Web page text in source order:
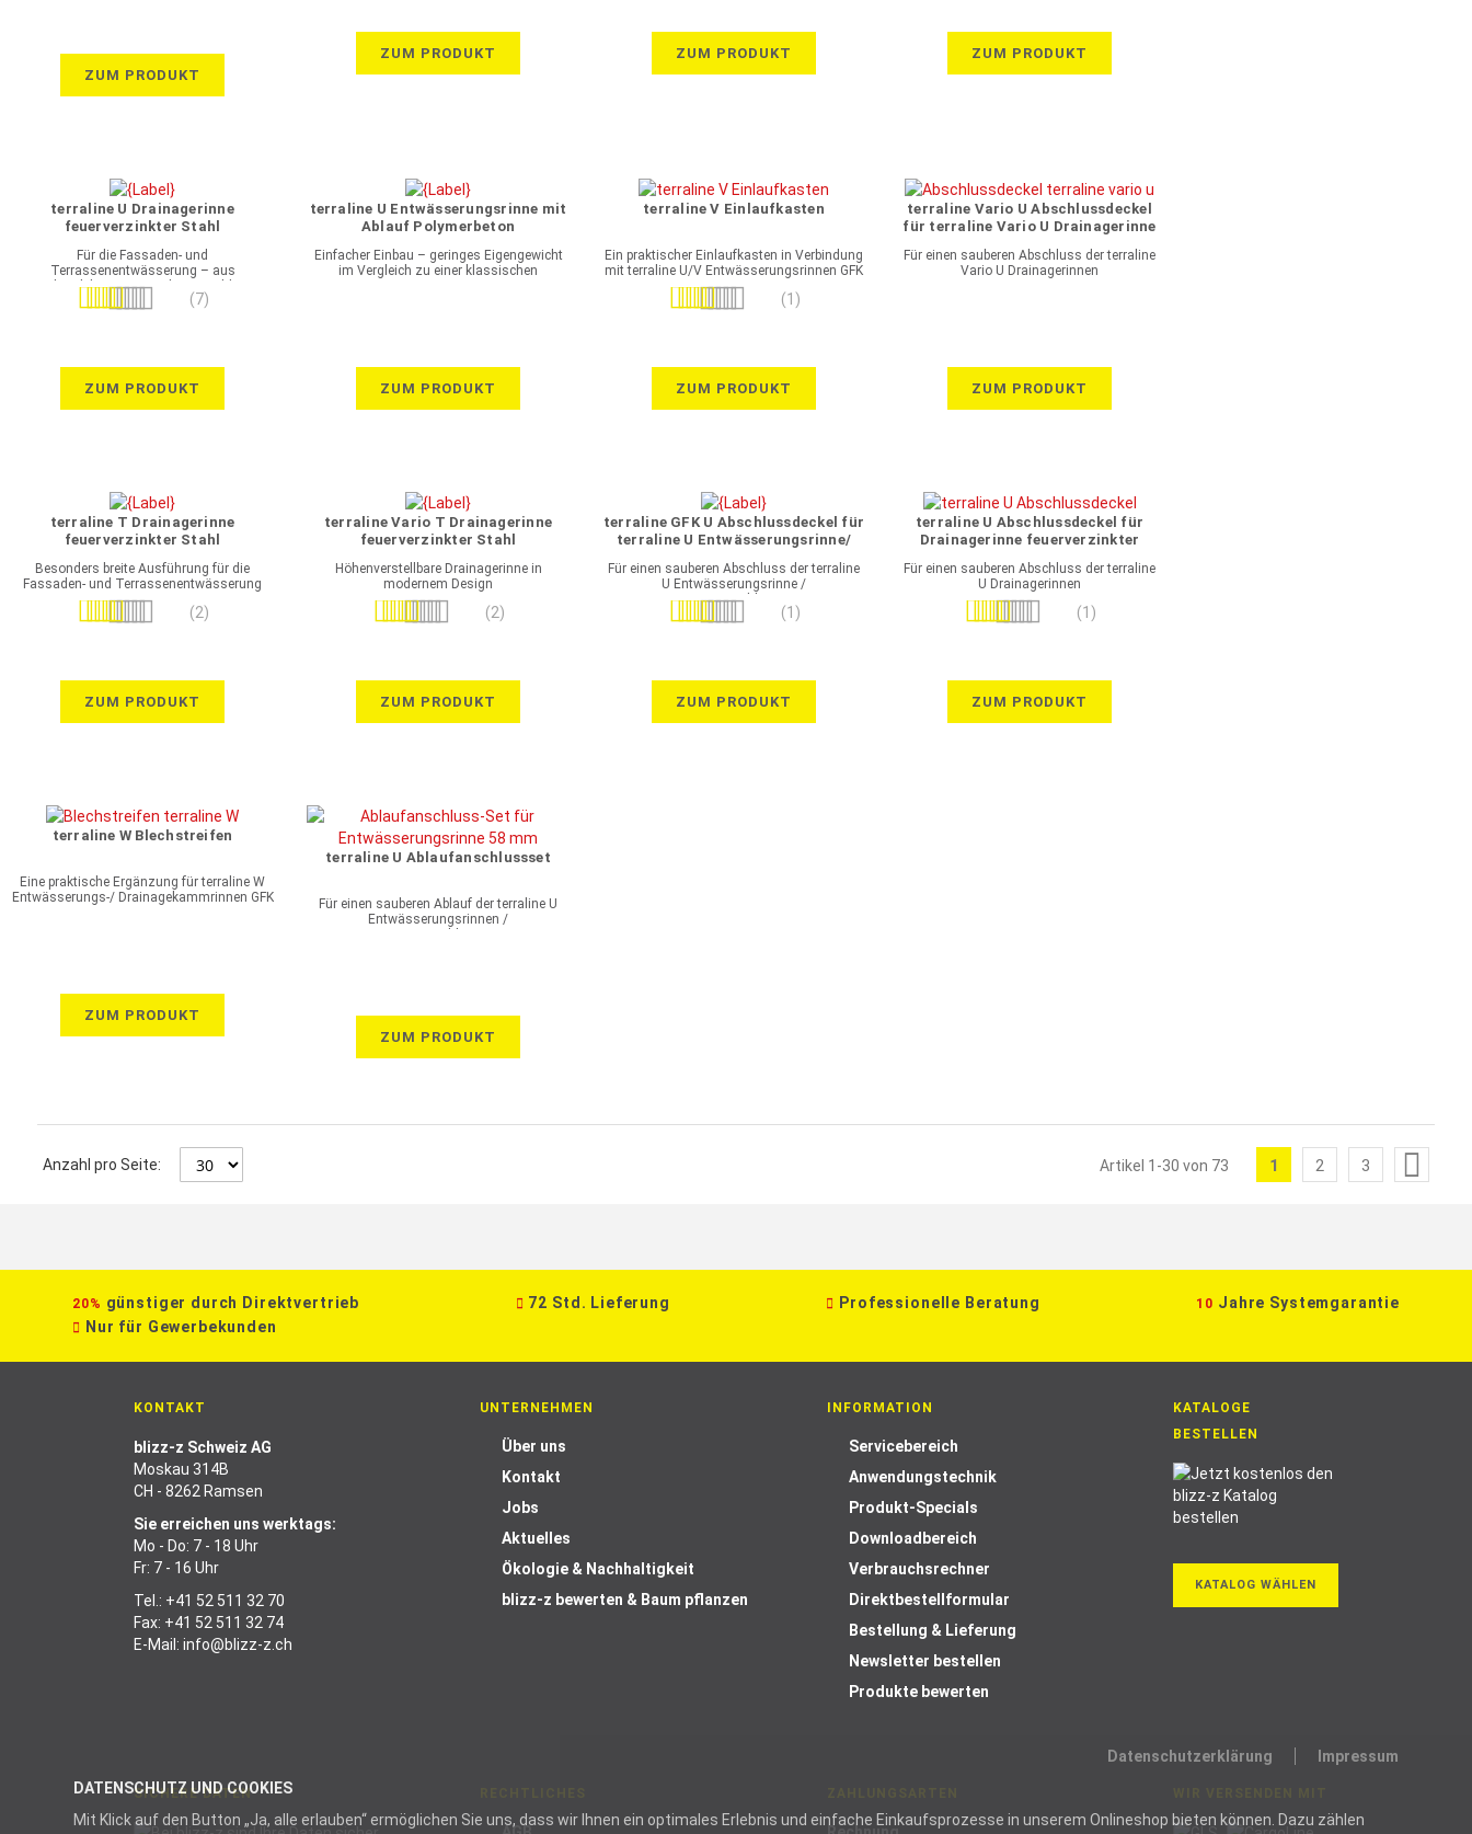
Datenschutzerklärung
Impressum
DATENSCHUTZ UND COOKIES
Mit Klick auf den Button „Ja, alle erlauben“ ermöglichen Sie uns, dass wir Ihnen ein optimales Erlebnis und einfache Einkaufsprozesse in unserem Onlineshop bieten können. Dazu zählen
ZUM PRODUKT
ZUM PRODUKT ZUM PRODUKT ZUM PRODUKT
terraline U Drainagerinne
feuerverzinkter Stahl
Für die Fassaden- und
Terrassenentwässerung – aus
langlebigem, verzinktem Stahl
Bewertung: (7)
ZUM PRODUKT
terraline U Entwässerungsrinne mit
Ablauf Polymerbeton
Einfacher Einbau – geringes Eigengewicht
im Vergleich zu einer klassischen
ZUM PRODUKT
terraline V Einlaufkasten
Ein praktischer Einlaufkasten in Verbindung
mit terraline U/V Entwässerungsrinnen GFK
Bewertung:
(1)
ZUM PRODUKT
terraline Vario U Abschlussdeckel
für terraline Vario U Drainagerinne
Für einen sauberen Abschluss der terraline
Vario U Drainagerinnen
ZUM PRODUKT
terraline T Drainagerinne
feuerverzinkter Stahl
Besonders breite Ausführung für die
Fassaden- und Terrassenentwässerung
Bewertung:
(2)
ZUM PRODUKT
terraline Vario T Drainagerinne
feuerverzinkter Stahl
Höhenverstellbare Drainagerinne in
modernem Design
Bewertung:
(2)
ZUM PRODUKT
terraline GFK U Abschlussdeckel für
terraline U Entwässerungsrinne/
Für einen sauberen Abschluss der terraline
U Entwässerungsrinne /
Entwässerungsschlitzrinne GFK
Bewertung: (1)
ZUM PRODUKT
terraline U Abschlussdeckel für
Drainagerinne feuerverzinkter
Für einen sauberen Abschluss der terraline
U Drainagerinnen
Bewertung:
(1)
ZUM PRODUKT
terraline W Blechstreifen
Eine praktische Ergänzung für terraline W
Entwässerungs-/ Drainagekammrinnen GFK
ZUM PRODUKT
terraline U Ablaufanschlussset
Für einen sauberen Ablauf der terraline U
Entwässerungsrinnen /
ZUM PRODUKT
Anzahl pro Seite: Artikel 1 -30 von 73 Sie
die
Seite
1 Seite
2 Seite
3
20% günstiger durch Direktvertrieb 72 Std. Lieferung Professionelle Beratung 10 Jahre Systemgarantie
Nur für Gewerbekunden
KONTAKT
blizz-z Schweiz AG
Moskau 314B
CH - 8262 Ramsen
Sie erreichen uns werktags:
Mo - Do: 7 - 18 Uhr
Fr: 7 - 16 Uhr
Tel.: +41 52 511 32 70
Fax: +41 52 511 32 74
E-Mail: info@blizz-z.ch
UNTERNEHMEN
Über uns
Kontakt
Jobs
Aktuelles
Ökologie & Nachhaltigkeit
blizz-z bewerten & Baum pflanzen
INFORMATION
Servicebereich
Anwendungstechnik
Produkt-Specials
Downloadbereich
Verbrauchsrechner
Direktbestellformular
Bestellung & Lieferung
Newsletter bestellen
Produkte bewerten
KATALOGE
BESTELLEN
KATALOG WÄHLEN
SICHERE DATEN